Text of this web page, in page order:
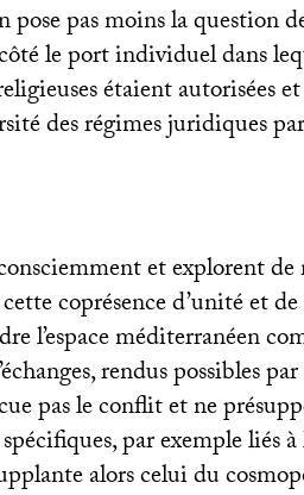
pose pas moins la question
le port individuel dans
étaient autorisées
des régimes juridiques
et explorent
coprésence d’unité et
l’espace méditerranéen
rendus possibles
pas le conflit et ne
par exemple liés
alors celui du